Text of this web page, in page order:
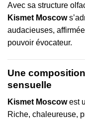
Avec sa structure
Kismet Moscow
audacieuses,
pouvoir évocateur.
Une
sensuelle
Kismet Moscowest
Riche, chaleureuse,